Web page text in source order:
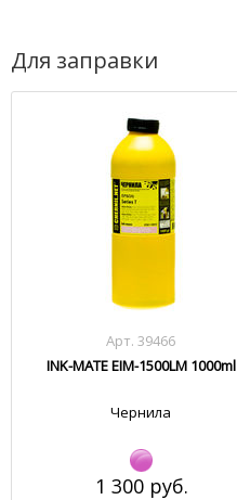
Для заправки
Арт. 39466
INK-MATE EIM-1500LM 1000ml
Чернила
1 300 руб.